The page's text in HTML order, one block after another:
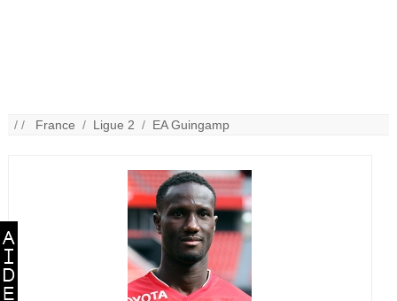
/ / France / Ligue 2 / EA Guingamp